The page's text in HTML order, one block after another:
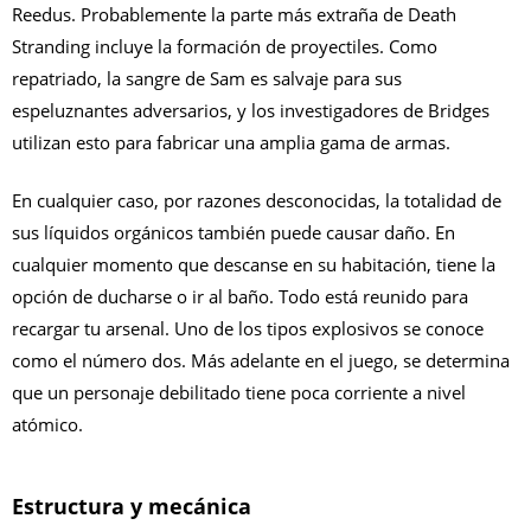
Reedus. Probablemente la parte más extraña de Death
Stranding incluye la formación de proyectiles. Como
repatriado, la sangre de Sam es salvaje para sus
espeluznantes adversarios, y los investigadores de Bridges
utilizan esto para fabricar una amplia gama de armas.
En cualquier caso, por razones desconocidas, la totalidad de
sus líquidos orgánicos también puede causar daño. En
cualquier momento que descanse en su habitación, tiene la
opción de ducharse o ir al baño. Todo está reunido para
recargar tu arsenal. Uno de los tipos explosivos se conoce
como el número dos. Más adelante en el juego, se determina
que un personaje debilitado tiene poca corriente a nivel
atómico.
Estructura y mecánica